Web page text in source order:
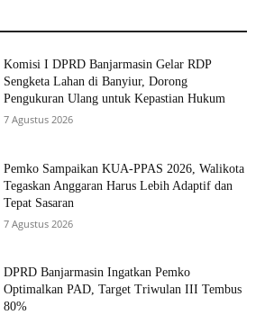
Komisi I DPRD Banjarmasin Gelar RDP
Sengketa Lahan di Banyiur, Dorong
Pengukuran Ulang untuk Kepastian Hukum
7 Agustus 2026
Pemko Sampaikan KUA-PPAS 2026, Walikota
Tegaskan Anggaran Harus Lebih Adaptif dan
Tepat Sasaran
7 Agustus 2026
DPRD Banjarmasin Ingatkan Pemko
Optimalkan PAD, Target Triwulan III Tembus
80%